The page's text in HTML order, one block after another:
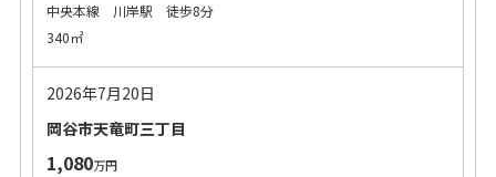
中央本線 川岸駅 徒歩8分
340㎡
2026年7月20日
岡谷市天竜町三丁目
1,080万円